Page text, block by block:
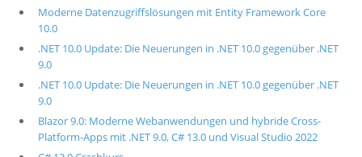
Moderne Datenzugriffslösungen mit Entity Framework Core
10.0
.NET 10.0 Update: Die Neuerungen in .NET 10.0 gegenüber .NET
9.0
.NET 10.0 Update: Die Neuerungen in .NET 10.0 gegenüber .NET
9.0
Blazor 9.0: Moderne Webanwendungen und hybride Cross-
Platform-Apps mit .NET 9.0, C# 13.0 und Visual Studio 2022